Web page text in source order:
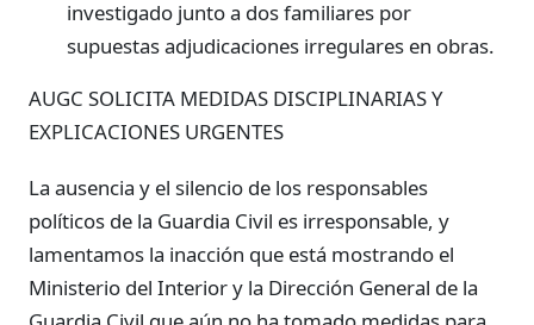
investigado junto a dos familiares por
supuestas adjudicaciones irregulares en obras.
AUGC SOLICITA MEDIDAS DISCIPLINARIAS Y
EXPLICACIONES URGENTES
La ausencia y el silencio de los responsables
políticos de la Guardia Civil es irresponsable, y
lamentamos la inacción que está mostrando el
Ministerio del Interior y la Dirección General de la